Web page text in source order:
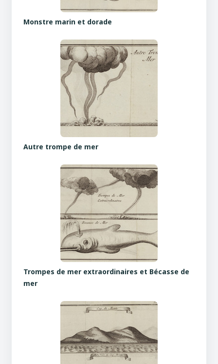
Monstre marin et dorade
Autre trompe de mer
Trompes de mer extraordinaires et Bécasse de
mer